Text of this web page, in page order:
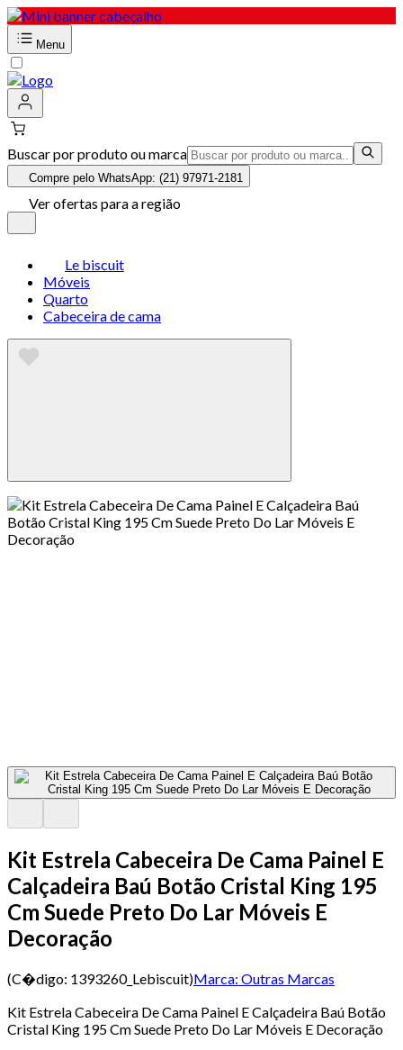
Menu
Buscar por produto ou marca
Compre pelo WhatsApp: (21) 97971-2181
Ver ofertas para a região
Le biscuit
Móveis
Quarto
Cabeceira de cama
Kit Estrela Cabeceira De Cama Painel E
Calçadeira Baú Botão Cristal King 195
Cm Suede Preto Do Lar Móveis E
Decoração
(C�digo: 1393260_Lebiscuit)Marca: Outras Marcas
Kit Estrela Cabeceira De Cama Painel E Calçadeira Baú Botão
Cristal King 195 Cm Suede Preto Do Lar Móveis E Decoração